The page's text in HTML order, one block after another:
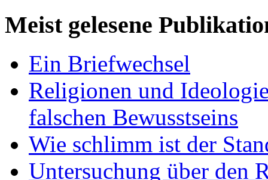
Meist gelesene
Ein Briefwechsel
Religionen und
falschen Bewusstseins
Wie schlimm ist der
Untersuchung über den